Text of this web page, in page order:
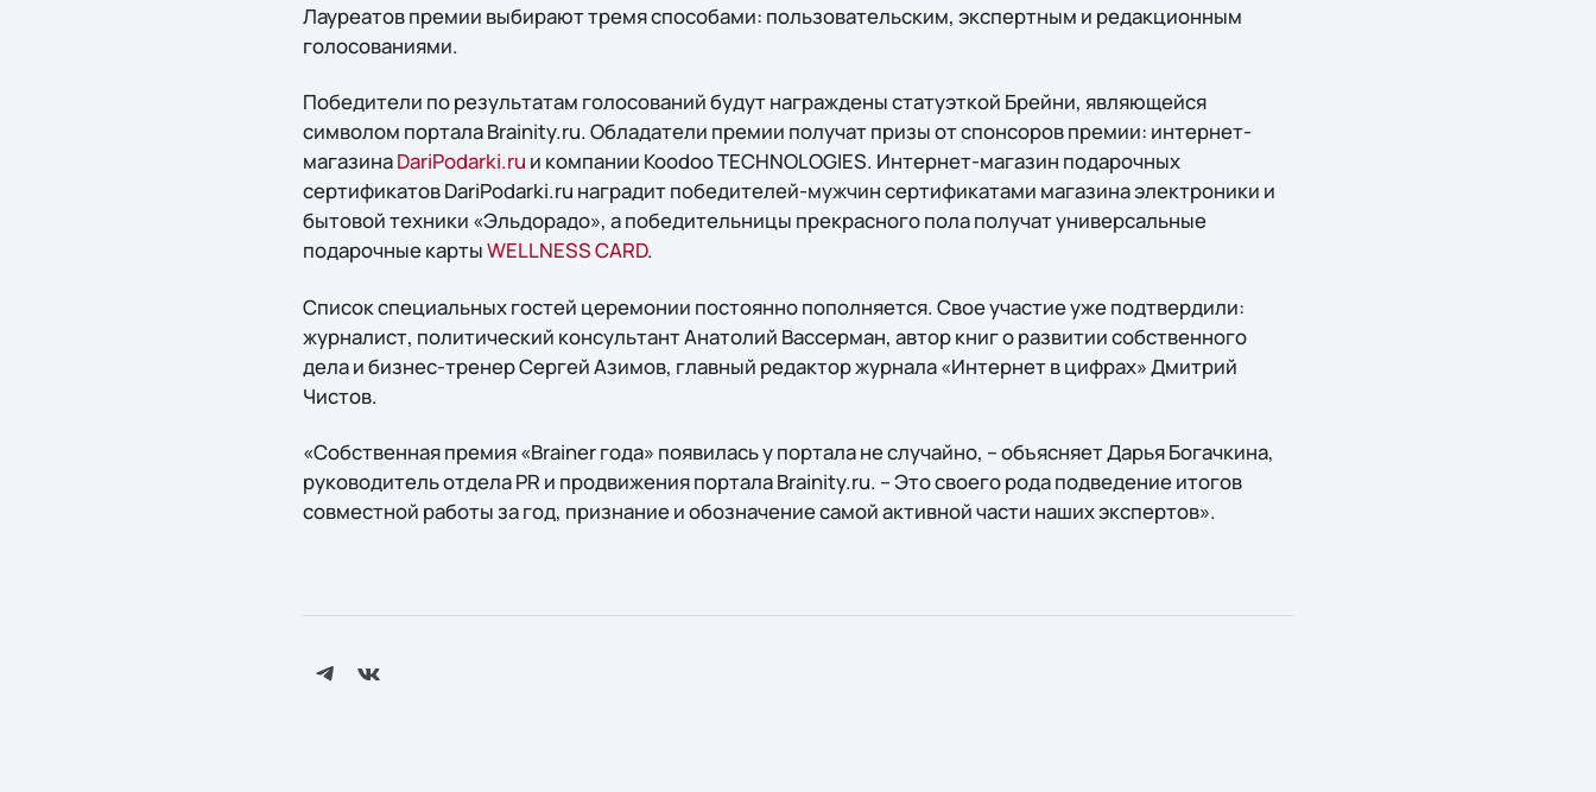
Лауреатов премии выбирают тремя способами: пользовательским, экспертным и редакционным
голосованиями.
Победители по результатам голосований будут награждены статуэткой Брейни, являющейся
символом портала Brainity.ru. Обладатели премии получат призы от спонсоров премии: интернет-
магазинаDariPodarki.ru и компании Koodoo TECHNOLOGIES. Интернет-магазин подарочных
сертификатов DariPodarki.ru наградит победителей-мужчин сертификатами магазина электроники и
бытовой техники «Эльдорадо», а победительницы прекрасного пола получат универсальные
подарочные картыWELLNESS CARD.
Список специальных гостей церемонии постоянно пополняется. Свое участие уже подтвердили:
журналист, политический консультант Анатолий Вассерман, автор книг о развитии собственного
дела и бизнес-тренер Сергей Азимов, главный редактор журнала «Интернет в цифрах» Дмитрий
Чистов.
«Собственная премия «Brainer года» появилась у портала не случайно, – объясняет Дарья Богачкина,
руководитель отдела PR и продвижения портала Brainity.ru. – Это своего рода подведение итогов
совместной работы за год, признание и обозначение самой активной части наших экспертов».